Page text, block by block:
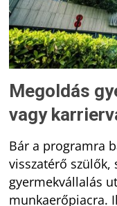
Megoldás
vagy
Bár a programra
visszatérő szülők,
gyermekvállalás
munkaerőpiacra.